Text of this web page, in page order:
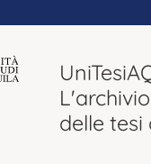
delle tesi